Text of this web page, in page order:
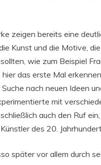
zeigen bereits eine
Kunst und die Motive,
wie zum Beispiel
das erste Mal
nach neuen Ideen
mit
auch den Ruf
des 20.
später vor allem durch